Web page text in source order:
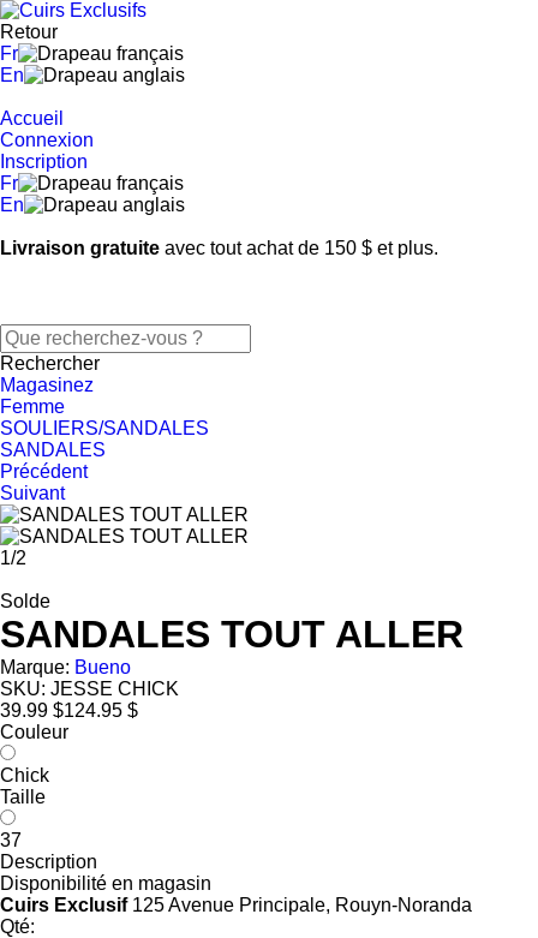
Retour
Fr
En
Accueil
Connexion
Inscription
Fr
En
Livraison gratuite avec tout achat de 150 $ et plus.
Rechercher
Magasinez
Femme
SOULIERS/SANDALES
SANDALES
Précédent
Suivant
1/2
Solde
SANDALES TOUT ALLER
Marque: Bueno
SKU: JESSE CHICK
39.99 $124.95 $
Couleur
Chick
Taille
37
Description
Disponibilité en magasin
Cuirs Exclusif 125 Avenue Principale, Rouyn-Noranda
Qté: